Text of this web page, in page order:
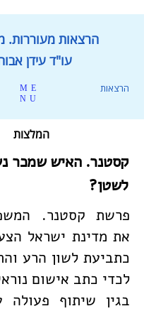
הרצאות מעוררות.
עו"ד עידן
ME
NU
הרצאות
המלצות
קסטנר. האיש שמכר
לשטן?
פרשת קסטנר.
את מדינת ישראל
כתביעת לשון הרע
לכדי כתב אישום
בגין שיתוף פעולה